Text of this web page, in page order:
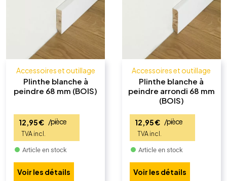
Accessoires et outillage
Plinthe blanche à
peindre 68 mm (BOIS)
12,95€ /pièce
Article en stock
Voir les détails
Accessoires et outillage
Plinthe blanche à
peindre arrondi 68 mm
(BOIS)
12,95€ /pièce
Article en stock
Voir les détails